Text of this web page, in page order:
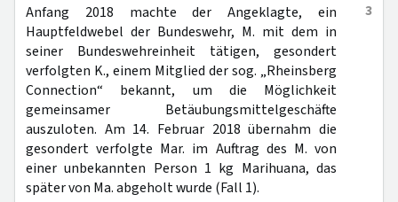
3
Anfang 2018 machte der Angeklagte, ein
Hauptfeldwebel der Bundeswehr, M. mit dem in
seiner Bundeswehreinheit tätigen, gesondert
verfolgten K., einem Mitglied der sog. „Rheinsberg
Connection“ bekannt, um die Möglichkeit
gemeinsamer Betäubungsmittelgeschäfte
auszuloten. Am 14. Februar 2018 übernahm die
gesondert verfolgte Mar. im Auftrag des M. von
einer unbekannten Person 1 kg Marihuana, das
später von Ma. abgeholt wurde (Fall 1).